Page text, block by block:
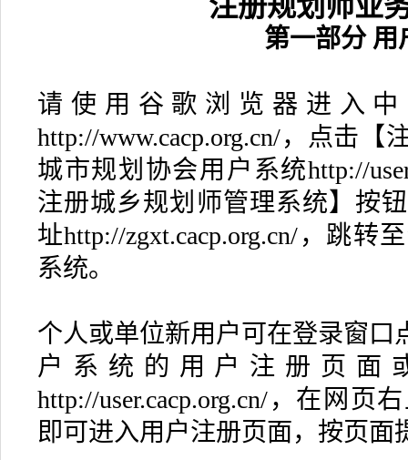
第一部分 用
请使用谷歌浏览器进入
http://www.cacp.org.cn/，点击
城市规划协会用户系统http://
注册城乡规划师管理系统】按
址http://zgxt.cacp.org.cn/，跳转
系统。
个人或单位新用户可在登录窗口
户系统的用户注册页面
http://user.cacp.org.cn/，在网
即可进入用户注册页面，按页面